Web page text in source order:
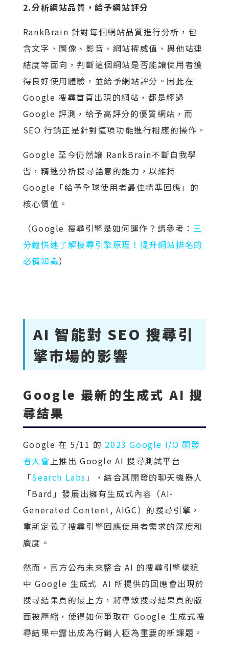
2.分析網站品質，給予網站評分
RankBrain 針對每個網站品質進行分析，包
含文字、圖像、影音、網站權威值、與他站連
結度等面向，判斷這個網站是否能讓使用者獲
得良好使用體驗，並給予網站評分。因此在
Google 搜尋首頁出現的網站，都是經過
Google 評測，給予高評分的優質網站，而
SEO 行銷正是針對這項功能進行相應的操作。
Google 至今仍然讓 RankBrain不斷自我學
習，精進分析搜尋語意的能力，以維持
Google「給予全球使用者最佳精準回應」的
核心價值。
（Google 搜尋引擎是如何運作？請參考： 三
分鐘快速了解搜尋引擎原理！提升網站排名的
必備知識）
AI 智能對 SEO 搜尋引
擎市場的影響
Google 最新的生成式 AI 搜
尋結果
Google 在 5/11 的 2023 Google I/O 開發
者大會 上推出 Google AI 搜尋測試平台
「Search Labs 」，結合其開發的聊天機器人
「Bard」發展出擁有生成式內容（AI-
Generated Content, AIGC）的搜尋引擎，
重新定義了搜尋引擎回應使用者需求的深度和
廣度。
然而，官方公布未來整合 AI 的搜尋引擎樣貌
中 Google 生成式 AI 所提供的回應會出現於
搜尋結果頁的最上方，將導致搜尋結果頁的版
面被壓縮，使得如何爭取在 Google 生成式搜
尋結果中露出成為行銷人極為重要的新課題。